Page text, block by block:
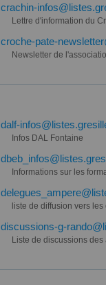
crachin-
Lettre d'information du
croche-pate-
Newsletter de
dalf-
Infos DAL Fontaine
Informations sur les
liste de diffusion vers
discussions-g-
Liste de discussions